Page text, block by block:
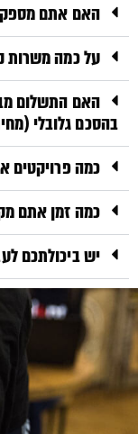
האם אתם
על כמה משרות
האם התשלום
בהסכם גלובלי
כמה פרויקטים
כמה זמן אתם
יש ביכולתכם